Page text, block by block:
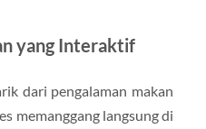
yang Interaktif
dari pengalaman makan
memanggang langsung di